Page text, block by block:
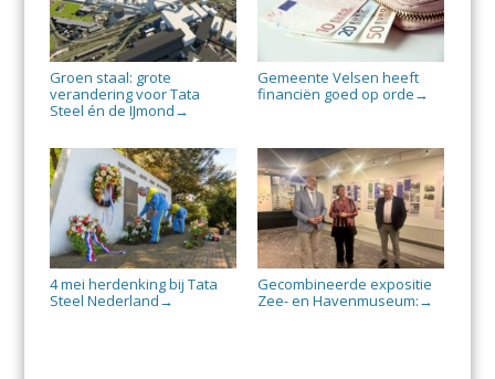
Groen staal: grote
verandering voor Tata
Steel én de IJmond →
Gemeente Velsen heeft
financiën goed op orde →
4 mei herdenking bij Tata
Steel Nederland →
Gecombineerde expositie
Zee- en Havenmuseum: →